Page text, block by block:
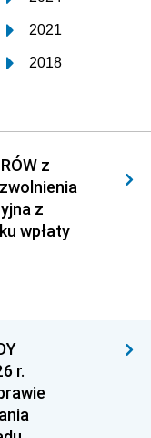
2021
2018
2015
2012
2009
2006
2003
1988
1985
z
z
wpłaty
r.